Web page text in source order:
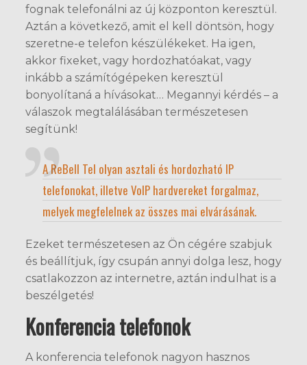
fognak telefonálni az új központon keresztül.
Aztán a következő, amit el kell döntsön, hogy
szeretne-e telefon készülékeket. Ha igen,
akkor fixeket, vagy hordozhatóakat, vagy
inkább a számítógépeken keresztül
bonyolítaná a hívásokat… Megannyi kérdés – a
válaszok megtalálásában természetesen
segítünk!
A ReBell Tel olyan asztali és hordozható IP
telefonokat, illetve VoIP hardvereket forgalmaz,
melyek megfelelnek az összes mai elvárásának.
Ezeket természetesen az Ön cégére szabjuk
és beállítjuk, így csupán annyi dolga lesz, hogy
csatlakozzon az internetre, aztán indulhat is a
beszélgetés!
Konferencia telefonok
A konferencia telefonok nagyon hasznos